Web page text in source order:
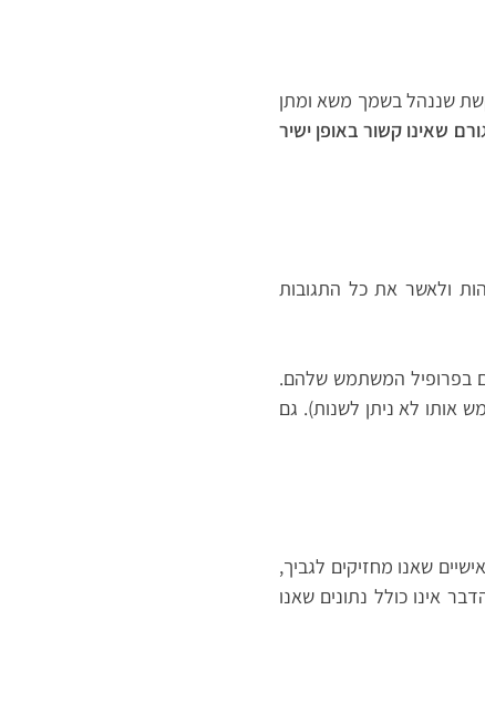
שננהל בשמך משא ומתן
שאינו קשור באופן ישיר
ולאשר את כל התגובות
בפרופיל המשתמש שלהם.
לא ניתן לשנות). גם
שאנו מחזיקים לגביך,
אינו כולל נתונים שאנו